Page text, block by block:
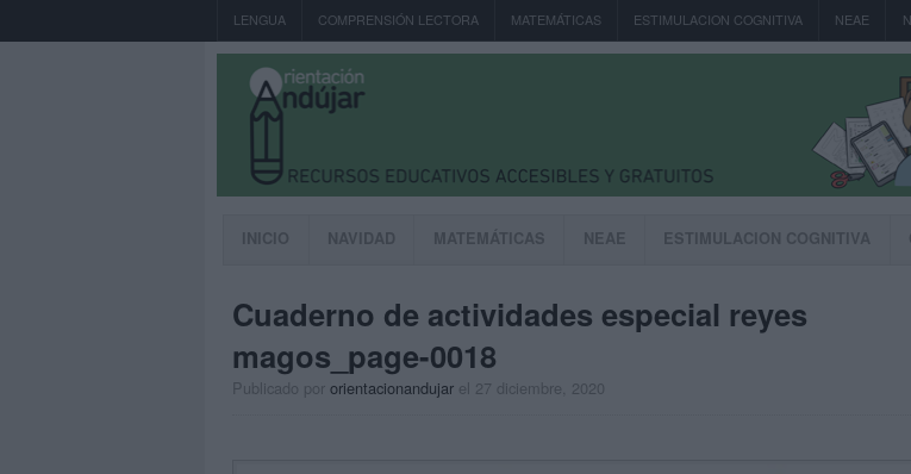
LENGUA COMPRENSIÓN LECTORA MATEMÁTICAS ESTIMULACION COGNITIVA NEAE
INICIO NAVIDAD MATEMÁTICAS NEAE ESTIMULACION COGNITIVA
Cuaderno de actividades especial reyes
magos_page-0018
Publicado por orientacionandujar el 27 diciembre, 2020